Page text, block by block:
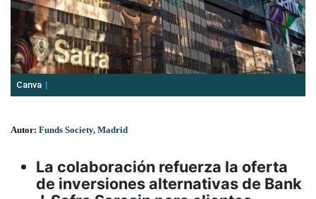
Canva
Autor: Funds Society, Madrid
La colaboración refuerza la oferta
de inversiones alternativas de Bank